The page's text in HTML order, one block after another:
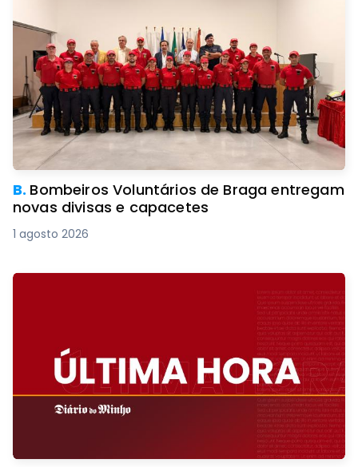
B. Bombeiros Voluntários de Braga entregam
novas divisas e capacetes
1 agosto 2026